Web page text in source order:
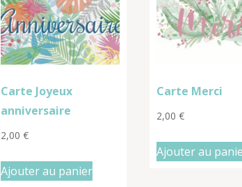
Carte Joyeux
anniversaire
2,00€
Ajouter au panier
Carte Merci
2,00 €
Ajouter au